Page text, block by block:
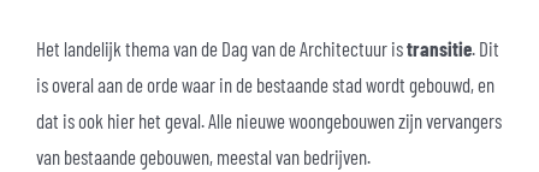
Het landelijk thema van de Dag van de Architectuur istransitie. Dit
is overal aan de orde waar in de bestaande stad wordt gebouwd, en
dat is ook hier het geval. Alle nieuwe woongebouwen zijn vervangers
van bestaande gebouwen, meestal van bedrijven.